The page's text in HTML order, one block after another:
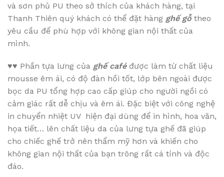
và sơn phủ PU theo sở thích của khách hàng, tại
Thanh Thiên quý khách có thể đặt hàng ghế gỗ theo
yêu cầu để phù hợp với không gian nội thất của
mình.
♥♥ Phần tựa lưng của ghế café được làm từ chất liệu
mousse êm ái, có độ đàn hồi tốt, lớp bên ngoài được
bọc da PU tổng hợp cao cấp giúp cho người ngồi có
cảm giác rất dễ chịu và êm ái. Đặc biệt với công nghệ
in chuyển nhiệt UV hiện đại dùng để in hình, hoa văn,
họa tiết… lên chất liệu da của lưng tựa ghế đã giúp
cho chiếc ghế trở nên thẩm mỹ hơn và khiến cho
không gian nội thất của bạn trông rất cá tính và độc
đáo.